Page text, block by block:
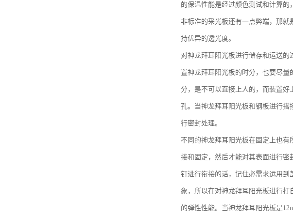
的保温性能是经过颜色测试和计算的
非标准的采光板还有一点弊端，那就
持优异的透光度。
对神龙拜耳阳光板进行储存和运送
置神龙拜耳阳光板的时分，也要尽
分，是不可以直接上人的，而装置
孔。当神龙拜耳阳光板和钢板进行
行密封处理。
不同的神龙拜耳阳光板在固定上也
接和固定，然后才能对其表面进行
钉进行衔接的话，记住必需求运用
象，所以在对神龙拜耳阳光板进行
的弹性性能。当神龙拜耳阳光板是